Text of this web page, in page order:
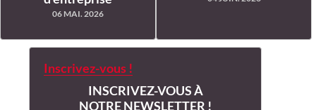
06 MAI. 2026
Inscrivez-vous !
INSCRIVEZ-VOUS À
NOTRE NEWSLETTER !